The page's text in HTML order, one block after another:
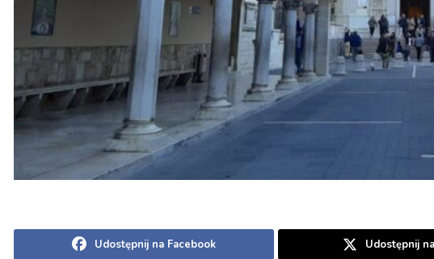
Udostępnij na Facebook Udostępnij